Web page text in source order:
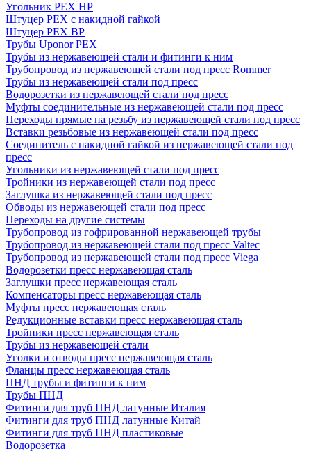
Угольник PEX НР
Штуцер PEX c накидной гайкой
Штуцер PEX ВР
Трубы Uponor PEX
Трубы из нержавеющей стали и фитинги к ним
Трубопровод из нержавеющей стали под пресс Rommer
Трубы из нержавеющей стали под пресс
Водорозетки из нержавеющей стали под пресс
Муфты соединительные из нержавеющей стали под пресс
Переходы прямые на резьбу из нержавеющей стали под пресс
Вставки резьбовые из нержавеющей стали под пресс
Соединитель с накидной гайкой из нержавеющей стали под
пресс
Угольники из нержавеющей стали под пресс
Тройники из нержавеющей стали под пресс
Заглушка из нержавеющей стали под пресс
Обводы из нержавеющей стали под пресс
Переходы на другие системы
Трубопровод из гофрированной нержавеющей трубы
Трубопровод из нержавеющей стали под пресс Valtec
Трубопровод из нержавеющей стали под пресс Viega
Водорозетки пресс нержавеющая сталь
Заглушки пресс нержавеющая сталь
Компенсаторы пресс нержавеющая сталь
Муфты пресс нержавеющая сталь
Редукционные вставки пресс нержавеющая сталь
Тройники пресс нержавеющая сталь
Трубы из нержавеющей стали
Уголки и отводы пресс нержавеющая сталь
Фланцы пресс нержавеющая сталь
ПНД трубы и фитинги к ним
Трубы ПНД
Фитинги для труб ПНД латунные Италия
Фитинги для труб ПНД латунные Китай
Фитинги для труб ПНД пластиковые
Водорозетка